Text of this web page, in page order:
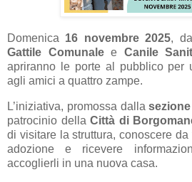
Domenica 16 novembre 2025,
Gattile Comunalee Canile
apriranno le porte al pubblico per
agli amici a quattro zampe.
L’iniziativa, promossa dalla
patrocinio dellaCittà di
di visitare la struttura, conoscere
adozione e ricevere
accoglierli in una nuova casa.